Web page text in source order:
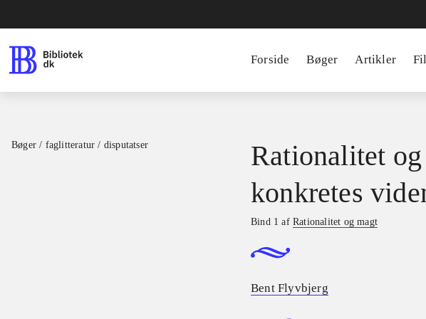
Forside Bøger Artikler
Bøger / faglitteratur / disputatser
Rationalitet
konkretes
Bind 1 afRationalitet og magt
Bent Flyvbjerg